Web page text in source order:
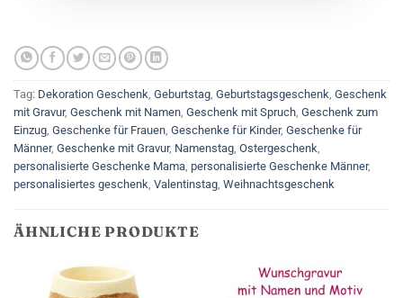
Tag: Dekoration Geschenk Geburtstag Geburtstagsgeschenk Geschenk
mit Gravur, Geschenk mit Namen Geschenk mit Spruch Geschenk zum
Einzug Geschenke für Frauen Geschenke für Kinder, Geschenke für
Männer, Geschenke mit Gravur, Namenstag Ostergeschenk
personalisierte Geschenke Mama personalisierte Geschenke Männer,
personalisiertes geschenk Valentinstag Weihnachtsgeschenk
ÄHNLICHE PRODUKTE